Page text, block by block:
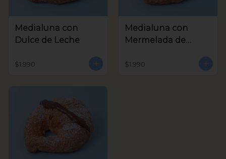
Medialuna con
Dulce de Leche
$1.990
Medialuna con
Mermelada de
$1.990